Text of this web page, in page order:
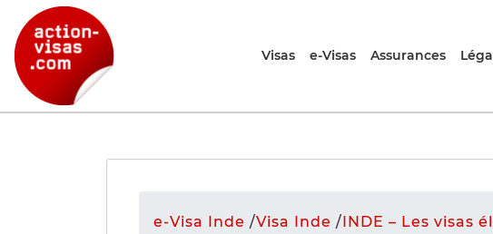
Visas e-Visas Assurances
e-Visa Inde /Visa Inde /INDE – Les visas